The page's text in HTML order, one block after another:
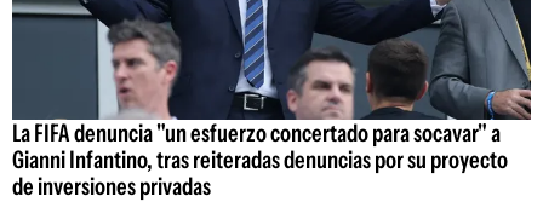
La FIFA denuncia "un esfuerzo concertado para socavar" a
Gianni Infantino, tras reiteradas denuncias por su proyecto
de inversiones privadas